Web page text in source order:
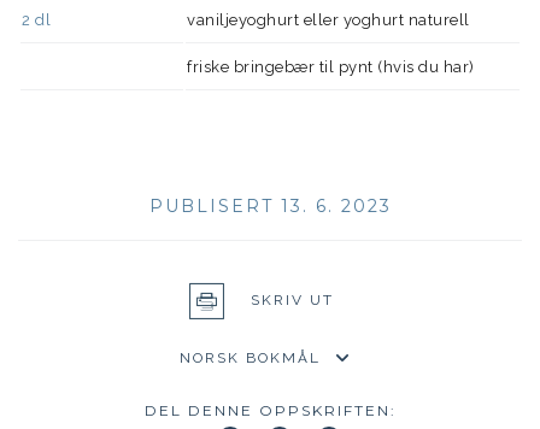
2 dl vaniljeyoghurt eller yoghurt naturell
friske bringebær til pynt (hvis du har)
PUBLISERT 13. 6. 2023
SKRIV UT
DEL DENNE OPPSKRIFTEN: